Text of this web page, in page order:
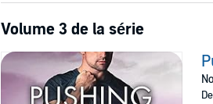
Volume 3 de la série